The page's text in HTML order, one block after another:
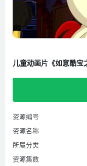
资源编号
资源名称
所属分类
资源集数